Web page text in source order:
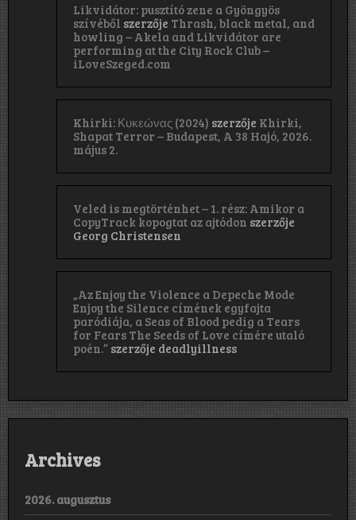
Likvidátor: pusztító zene a Gyöngyös
szívéből szerzője Thrash, black metal, and
howling – Akela and Likvidátor are
performing at the City Rock Club –
iLoveSzeged.com
Khirki: Κ​υ​κ​ε​ώ​ν​α​ς (2024) szerzője Khirki,
Shapat Terror – Budapest, A 38 Hajó, 2026.
május 2.
Veled is megtörténhet – 1. rész: Amikor a
CopyTrack kopogtat az ajtódon szerzője
Georg Christensen
„Az Enjoy the Violence a Depeche Mode
Enjoy the Silence címének egyfajta
paródiája, a Seas of Blood pedig a Tears
for Fears The Seeds of Love címére utaló
poén.” szerzője deadlyillness
Archives
2026. augusztus